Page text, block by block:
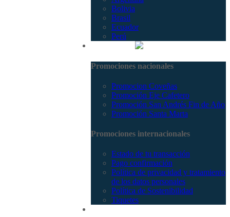
Bolivia
Brasil
Ecuador
Perú
Promociones nacionales
Promocion Coveñas
Promoción Eje Cafetero
Promoción San Andrés Fin de Año
Promoción Santa Marta
Promociones internacionales
Estado de tu transacción
Pago confirmación
Política de privacidad y tratamiento
de los datos personales
Política de Sostenibilidad
Tiquetes